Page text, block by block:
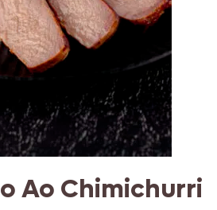
Ao Chimichurri